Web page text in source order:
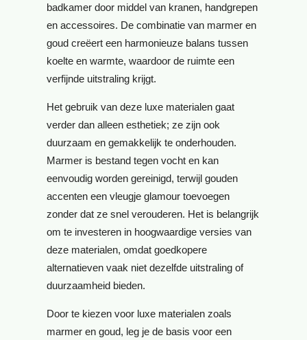
badkamer door middel van kranen, handgrepen
en accessoires. De combinatie van marmer en
goud creëert een harmonieuze balans tussen
koelte en warmte, waardoor de ruimte een
verfijnde uitstraling krijgt.
Het gebruik van deze luxe materialen gaat
verder dan alleen esthetiek; ze zijn ook
duurzaam en gemakkelijk te onderhouden.
Marmer is bestand tegen vocht en kan
eenvoudig worden gereinigd, terwijl gouden
accenten een vleugje glamour toevoegen
zonder dat ze snel verouderen. Het is belangrijk
om te investeren in hoogwaardige versies van
deze materialen, omdat goedkopere
alternatieven vaak niet dezelfde uitstraling of
duurzaamheid bieden.
Door te kiezen voor luxe materialen zoals
marmer en goud, leg je de basis voor een